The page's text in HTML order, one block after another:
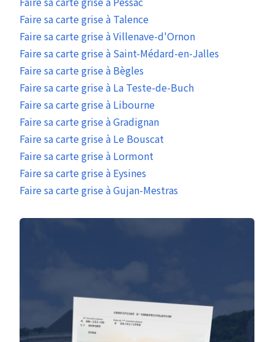
Faire sa carte grise à Talence
Faire sa carte grise à Villenave-d'Ornon
Faire sa carte grise à Saint-Médard-en-Jalles
Faire sa carte grise à Bègles
Faire sa carte grise à La Teste-de-Buch
Faire sa carte grise à Libourne
Faire sa carte grise à Gradignan
Faire sa carte grise à Le Bouscat
Faire sa carte grise à Lormont
Faire sa carte grise à Eysines
Faire sa carte grise à Gujan-Mestras